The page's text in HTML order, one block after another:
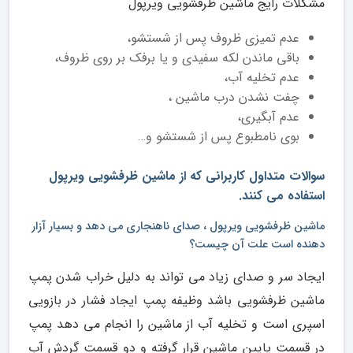
عدم تمیزی ظروف پس از شستشو،
باقی ماندن لکه سفیدی و یا برفک بر روی ظروف،
عدم تخلیه آب،
چفت نشدن درب ماشین ،
عدم آبگیری،
بوی نامطبوع پس از شستشو و…
سوالات متداول کاربرانی که از ماشین ظرفشویی ویرپول
استفاده می کنند.
ماشین ظرفشویی ویرپول ، صدای ناهنجاری می دهد و بسیار آزار
دهنده است علت آن چیست؟
ایجاد سر و صدای زیاد می تواند به دلیل خراب شدن پمپ
ماشین ظرفشویی باشد وظیفه پمپ ایجاد فشار در بازویی
اسپری است و تخلیه آب از ماشین را انجام می دهد پمپ
در قسمت پایین ماشین قرار گرفته و دو قسمت گردش آب